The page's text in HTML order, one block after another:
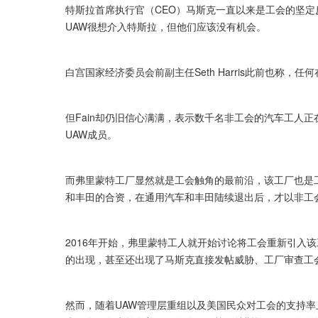
特斯拉首席执行官（CEO）马斯克一直以来是工会的坚
UAW很想介入特斯拉，但他们应该没有机会。
白宫国家经济委员会前副主任Seth Harris此前也称，任
但Fain却仍旧信心满满，表示数千名非工会的汽车工人
UAW成员。
而弗里蒙特工厂显然就是工会触角的最前沿，该工厂也
和丰田的合资，在通用汽车和丰田陆续退出后，才以非
2016年开始，弗里蒙特工人就开始讨论将工会重新引入
的出现，甚至还出现了马斯克直接发帖威胁、工厂审查
然而，随着UAW管理层重组以及美国民众对工会的支持